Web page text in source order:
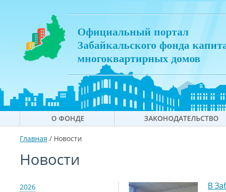
Официальный портал
Забайкальского фонда
многоквартирных домов
О ФОНДЕ ЗАКОНОДАТЕЛЬСТВО
Главная / Новости
Новости
2026
В